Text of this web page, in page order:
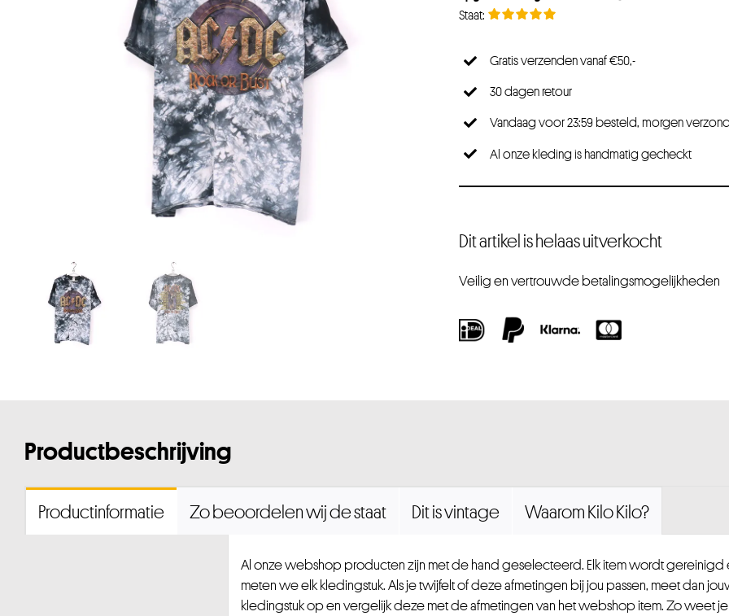
Gratis verzenden vanaf €50,-
30 dagen retour
Vandaag voor 23:59 besteld, morgen
Al onze kleding is handmatig gecheckt
Dit artikel is helaas uitverkocht
Veilig en vertrouwde betalingsmogelijkheden
Productbeschrijving
Productinformatie Zo beoordelen wij de staat Dit is vintage Waarom Kilo Kilo?
Al onze webshop producten zijn met de hand geselecteerd. Elk item wordt gereinigd
meten we elk kledingstuk. Als je twijfelt of deze afmetingen bij jou passen, meet dan
kledingstuk op en vergelijk deze met de afmetingen van het webshop item. Zo weet